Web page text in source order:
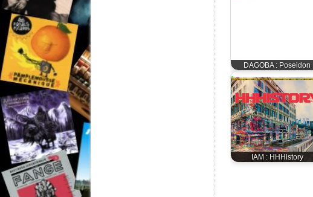
DAGOBA : Poseidon
IAM : HHHistory